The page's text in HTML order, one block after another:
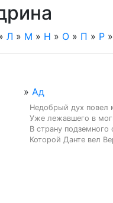
Л » М » Н » О » П » Р »
» Ад
Недобрый дух повел
Уже лежавшего в
В страну подземного
Которой Данте вел